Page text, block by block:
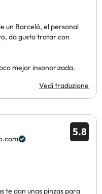
un Barceló, el personal
da gusto tratar con
mejor insonorizada.
Vedi traduzione
5.8
te dan unas pinzas para